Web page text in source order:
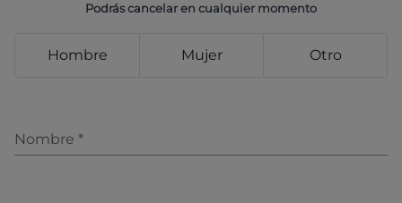
Podrás cancelar en cualquier momento
Hombre Mujer Otro
Nombre *